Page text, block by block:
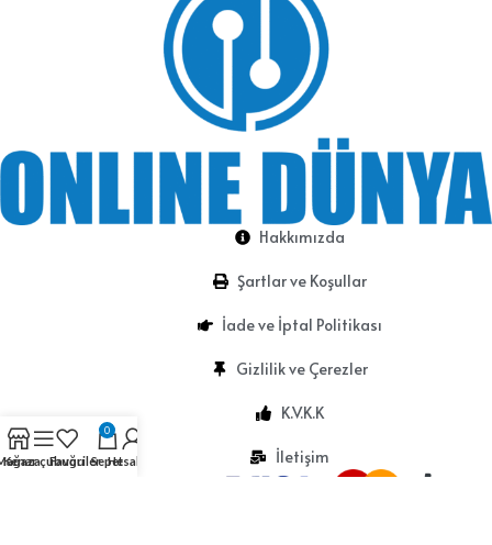
Hakkımızda
Şartlar ve Koşullar
İade ve İptal Politikası
Gizlilik ve Çerezler
K.V.K.K
İletişim
Kenar çubuğu
Favoriler
0
SepetHesabım